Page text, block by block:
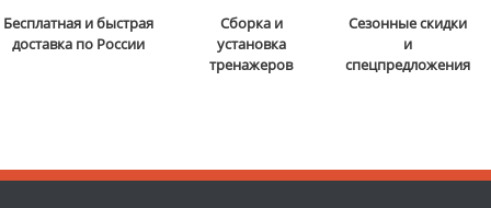
Бесплатная и быстрая
доставка по России
Сборка и
установка
тренажеров
Сезонные скидки
и
спецпредложения